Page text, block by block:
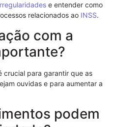
e entender como
relacionados ao INSS.
com a
crucial para garantir que as
ouvidas e para aumentar a
podem